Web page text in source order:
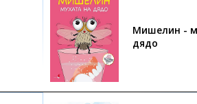
Мишелин -
дядо